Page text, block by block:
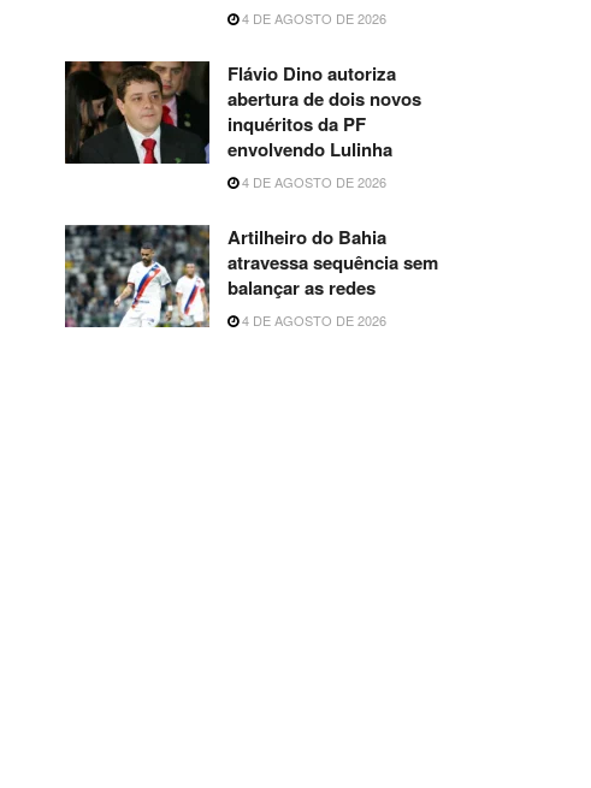
4 DE AGOSTO DE 2026
Flávio Dino autoriza
abertura de dois novos
inquéritos da PF
envolvendo Lulinha
4 DE AGOSTO DE 2026
Artilheiro do Bahia
atravessa sequência sem
balançar as redes
4 DE AGOSTO DE 2026